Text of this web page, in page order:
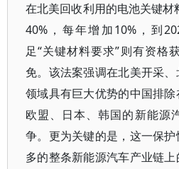
在北美回收利用的电池关键
40%，每年增加10%，到
足“关键材料要求”则有资格
免。该法案强调在北美开采
领域具有巨大优势的中国排
欧盟、日本、韩国的新能源
争。更为关键的是，这一保
多的整条新能源汽车产业链